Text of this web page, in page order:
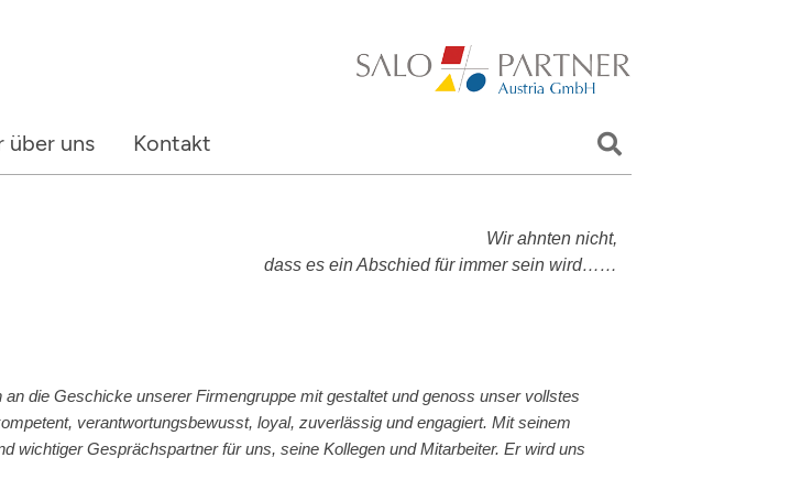
über uns Kontakt
Wir ahnten nicht,
dass es ein Abschied für immer sein wird……
die Geschicke unserer Firmengruppe mit gestaltet und genoss unser vollstes
verantwortungsbewusst, loyal, zuverlässig und engagiert. Mit seinem
wichtiger Gesprächspartner für uns, seine Kollegen und Mitarbeiter. Er wird uns